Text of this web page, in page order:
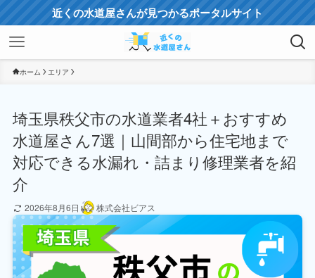
近くの水道屋さんが見つかるポータルサイト
ホーム エリア
埼玉県秩父市の水道業者4社＋おすすめ
水道屋さん7選｜山間部から住宅地まで
対応できる水漏れ・詰まり修理業者を紹
介
2026年8月6日 株式会社ビアス